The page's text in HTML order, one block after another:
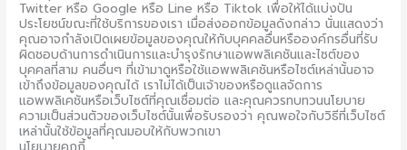
Twitter หรือ Google หรือ Line หรือ Tiktok เพื่อให้ได้แบ่งปัน
ประโยชน์ขณะที่ใช้บริการของเรา เมื่อส่งออกข้อมูลดังกล่าว นั่นแสดงว่า
คุณอาจกำลังเปิดเผยข้อมูลของคุณให้กับบุคคลอื่นหรือองค์กรอื่นที่รับ
ผิดชอบด้านการดำเนินการและบำรุงรักษาแอพพลิเคชันและไซต์ของ
บุคคลที่สาม คนอื่นๆ ที่เข้ามาดูหรือใช้แอพพลิเคชันหรือไซต์เหล่านั้นอาจ
เข้าถึงข้อมูลของคุณได้ เราไม่ได้เป็นเจ้าของหรือดูแลจัดการ
แอพพลิเคชันหรือเว็บไซต์ที่คุณเชื่อมต่อ และคุณควรทบทวนนโยบาย
ความเป็นส่วนตัวของเว็บไซต์นั้นเพื่อรับรองว่า คุณพอใจกับวิธีที่เว็บไซต์
เหล่านั้นใช้ข้อมูลที่คุณมอบให้กับพวกเขา